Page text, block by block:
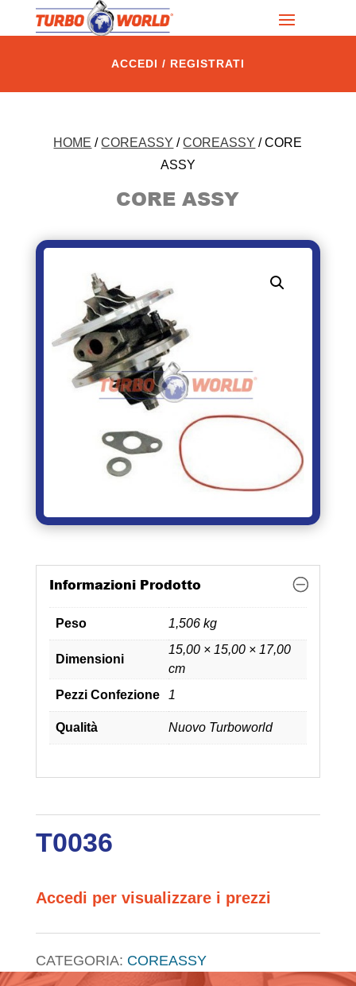
ACCEDI / REGISTRATI
HOME /COREASSY /COREASSY / CORE
ASSY
CORE ASSY
Informazioni Prodotto
Peso 1,506 kg
Dimensioni
15,00 × 15,00 × 17,00
cm
Pezzi Confezione
1
Qualità Nuovo Turboworld
T0036
Accedi per visualizzare i prezzi
CATEGORIA: COREASSY